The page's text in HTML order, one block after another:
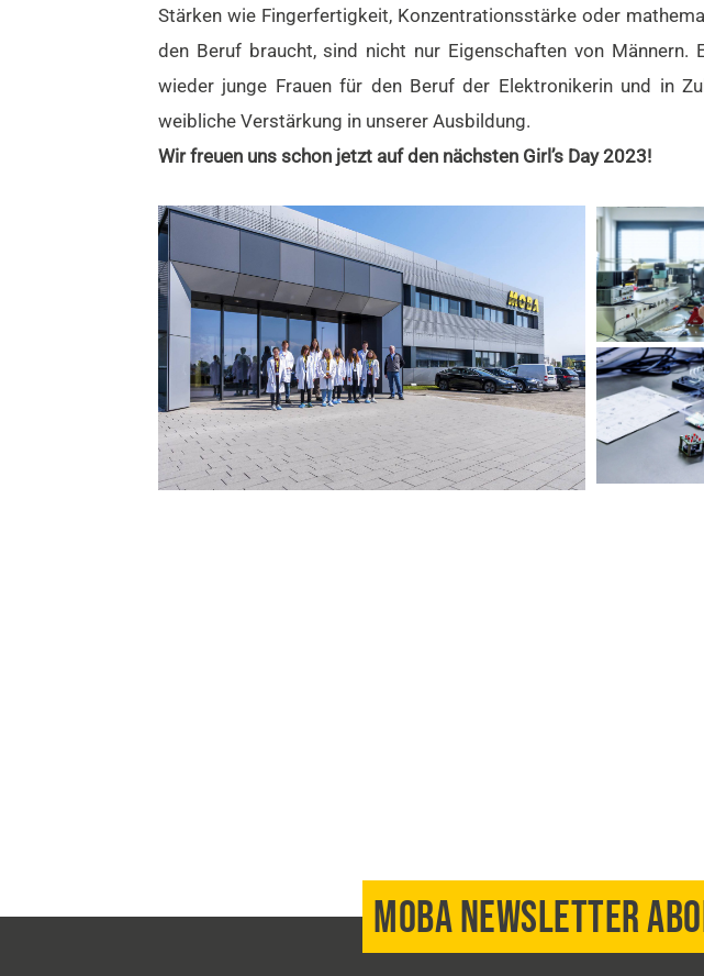
Stärken wie Fingerfertigkeit, Konzentrationsstärke oder
den Beruf braucht, sind nicht nur Eigenschaften von Männern.
wieder junge Frauen für den Beruf der Elektronikerin und in
weibliche Verstärkung in unserer Ausbildung.
Wir freuen uns schon jetzt auf den nächsten Girl’s Day 2023!
MOBA NEWSLETTER